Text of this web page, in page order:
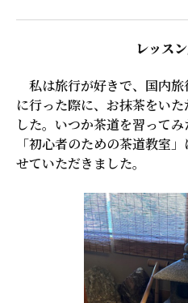
レッス
私は旅行が好きで、国内
に行った際に、お抹茶をい
した。いつか茶道を習って
「初心者のための茶道教室
せていただきました。